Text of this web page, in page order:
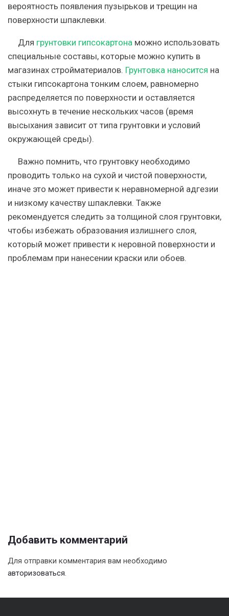
вероятность появления пузырьков и трещин на
поверхности шпаклевки.
Для грунтовки гипсокартона можно использовать
специальные составы, которые можно купить в
магазинах стройматериалов. Грунтовка наносится на
стыки гипсокартона тонким слоем, равномерно
распределяется по поверхности и оставляется
высохнуть в течение нескольких часов (время
высыхания зависит от типа грунтовки и условий
окружающей среды).
Важно помнить, что грунтовку необходимо
проводить только на сухой и чистой поверхности,
иначе это может привести к неравномерной адгезии
и низкому качеству шпаклевки. Также
рекомендуется следить за толщиной слоя грунтовки,
чтобы избежать образования излишнего слоя,
который может привести к неровной поверхности и
проблемам при нанесении краски или обоев.
Добавить комментарий
Для отправки комментария вам необходимо
авторизоваться